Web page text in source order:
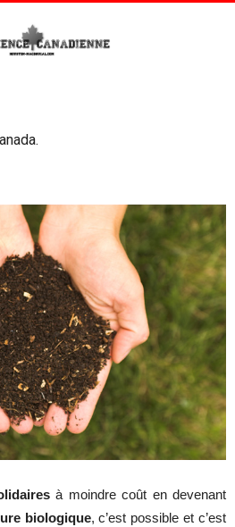
à moindre coût en devenant
biologique, c’est possible et c’est